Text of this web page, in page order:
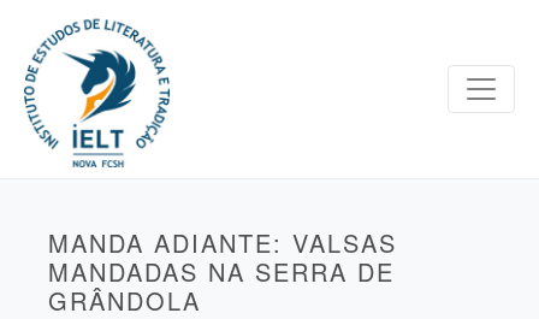
MANDA ADIANTE: VALSAS
MANDADAS NA SERRA DE
GRÂNDOLA